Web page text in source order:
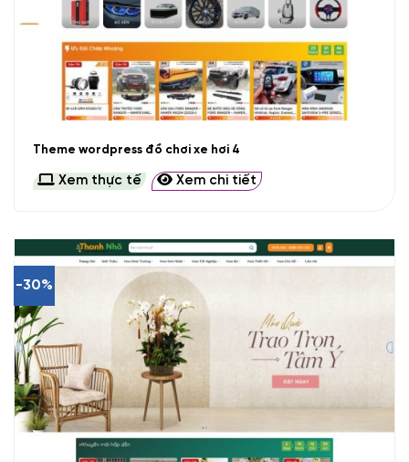
Theme wordpress đồ chơi xe hơi 4
Xem thực tế Xem chi tiết
-30%